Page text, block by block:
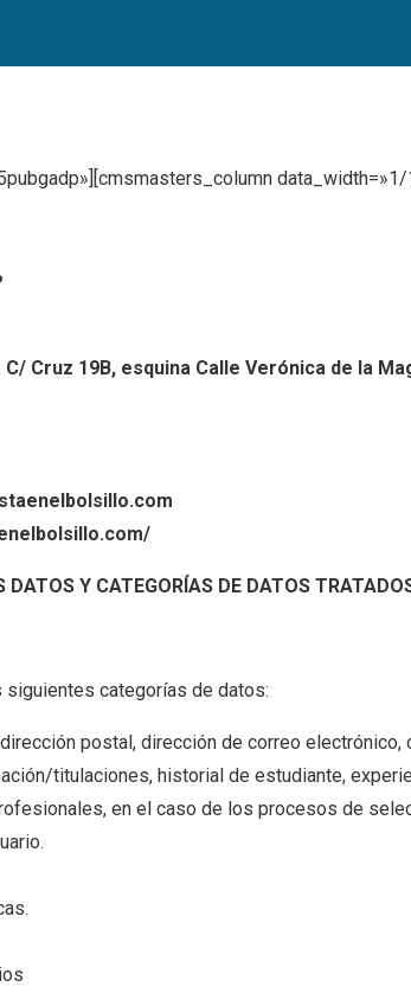
Cruz 19B, esquina Calle Verónica de la
Y CATEGORÍAS DE DATOS
categorías de datos:
postal, dirección de correo electrónico,
titulaciones, historial de estudiante,
en el caso de los procesos de